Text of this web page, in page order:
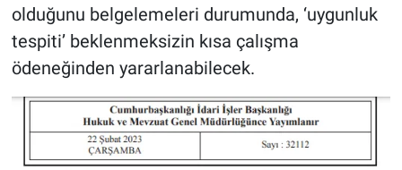
olduğunu belgelemeleri durumunda, ‘uygunluk
tespiti’ beklenmeksizin kısa çalışma
ödeneğinden yararlanabilecek.